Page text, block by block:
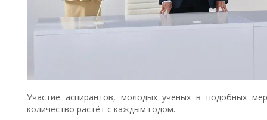
Участие аспирантов, молодых ученых в подобных
количество растёт с каждым годом.